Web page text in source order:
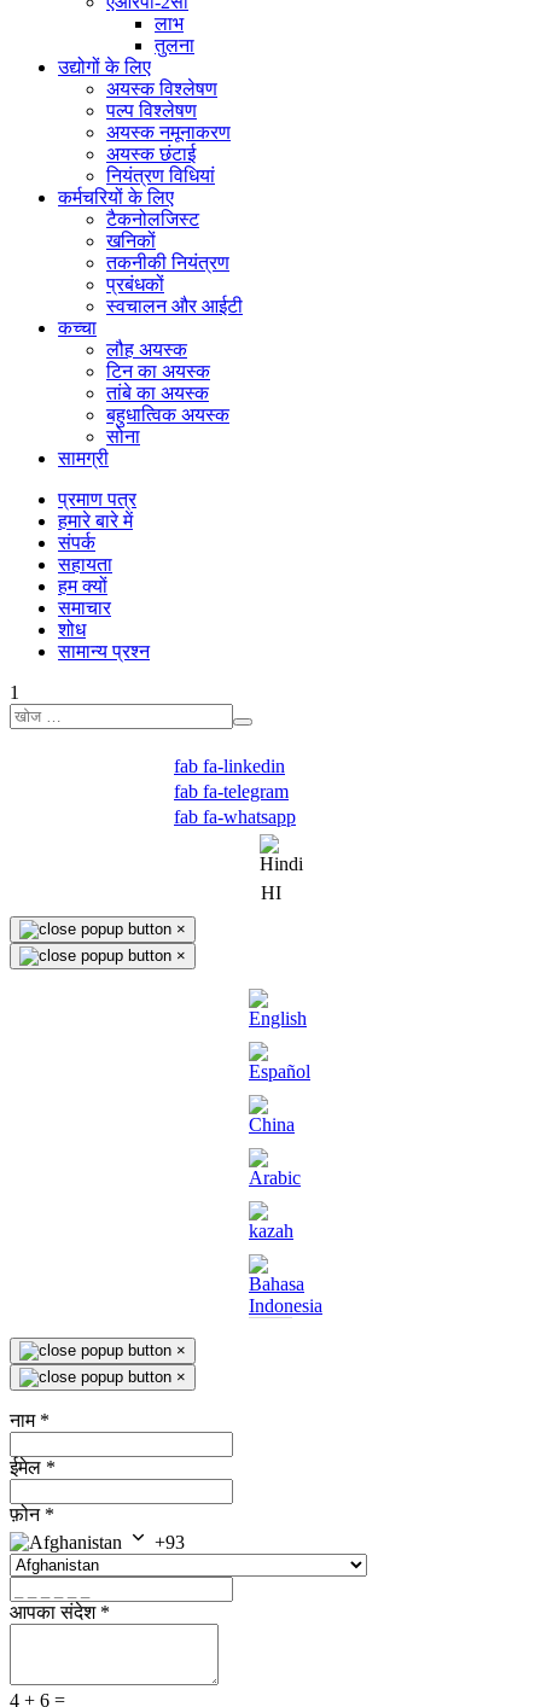
लाभ
तुलना
उद्योगों के लिए
अयस्क विश्लेषण
पल्प विश्लेषण
अयस्क नमूनाकरण
अयस्क छंटाई
नियंत्रण विधियां
कर्मचरियों के लिए
टैकनोलजिस्ट
खनिकों
तकनीकी नियंत्रण
प्रबंधकों
स्वचालन और आईटी
कच्चा
लौह अयस्क
टिन का अयस्क
तांबे का अयस्क
बहुधात्विक अयस्क
सोना
सामग्री
प्रमाण पत्र
हमारे बारे में
संपर्क
सहायता
हम क्यों
समाचार
शोध
सामान्य प्रश्न
1
fab fa-linkedin
fab fa-telegram
fab fa-whatsapp
HI
×
×
×
×
नाम *
ईमेल *
फ़ोन *
+93
आपका संदेश *
4 + 6 =